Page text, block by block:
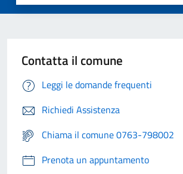
Contatta il comune
Leggi le domande frequenti
Richiedi Assistenza
Chiama il comune 0763-798002
Prenota un appuntamento